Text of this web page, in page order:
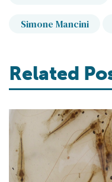
Simone Mancini
Related